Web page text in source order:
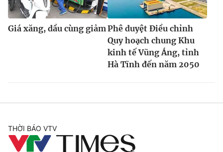
Giá xăng, dầu cùng giảm Phê duyệt Điều chỉnh
Quy hoạch chung Khu
kinh tế Vũng Áng, tỉnh
Hà Tĩnh đến năm 2050
THỜI BÁO VTV